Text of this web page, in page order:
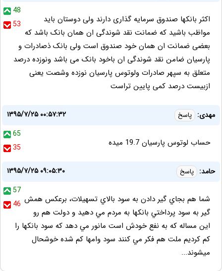
48
53
اکثر بانکها صندوق سرمایه گذاری دارند ولی دوستان باید
مواظب باشید که ضمانت نقد شوندگی ان همان بانک باشد که
بعضی ضمانت ان همان خود صندوق است ولی بانک ذصادرات و
پارسیان ضامن نقد شوندگی ان باخود بانک می باشد ونوزده درصد
متعلق به سپهر صادرات ولوتوس پارسیان نوزده وشصت یعنی
ازبیست درصد کمی پایین تراست
مهدی: پاسخ
۱۳۹۵/۷/۲۵ ۰۰:۵۷:۳۲
65
35
حساب لوتوس پارسیان 19.7 میده
حامد: پاسخ
۱۳۹۵/۷/۲۵ ۰۹:۰۵:۳۰
57
46 شما هم بجاي گير دادن به سود بالاي تسهيلات، برعكس همش
گير به سود پرداختي بانكها به مردم مي دهيد و دولت هم رو
اين مساله كه به نفع خودش است مانور مي دهد كه سود بانكها را
كم كرديم ملت هم فكر مي كنند سود وامها كم شده خوشحال
ميشوند...